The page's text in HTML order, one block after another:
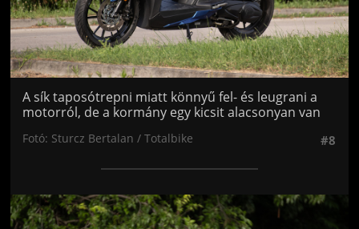
A sík taposótrepni miatt könnyű fel- és leugrani a
motorról, de a kormány egy kicsit alacsonyan van
Fotó: Sturcz Bertalan / Totalbike #8
Jön még kép!